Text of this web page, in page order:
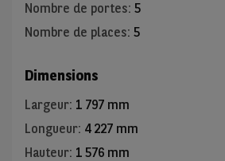
Nombre de portes: 5
Nombre de places: 5
Dimensions
Largeur: 1 797 mm
Longueur: 4 227 mm
Hauteur: 1 576 mm